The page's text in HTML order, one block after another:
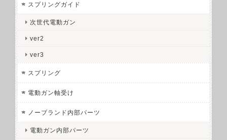
スプリングガイド
次世代電動ガン
ver2
ver3
スプリング
電動ガン軸受け
ノーブランド内部パーツ
電動ガン内部パーツ